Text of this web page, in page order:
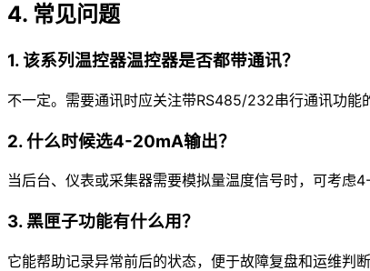
4. 常见问题
1. 该系列温控器温控器是否都带通讯？
不一定。需要通讯时应关注带RS485/232串行通讯功能
2. 什么时候选4-20mA输出？
当后台、仪表或采集器需要模拟量温度信号时，可考虑
3. 黑匣子功能有什么用？
它能帮助记录异常前后的状态，便于故障复盘和运维判断